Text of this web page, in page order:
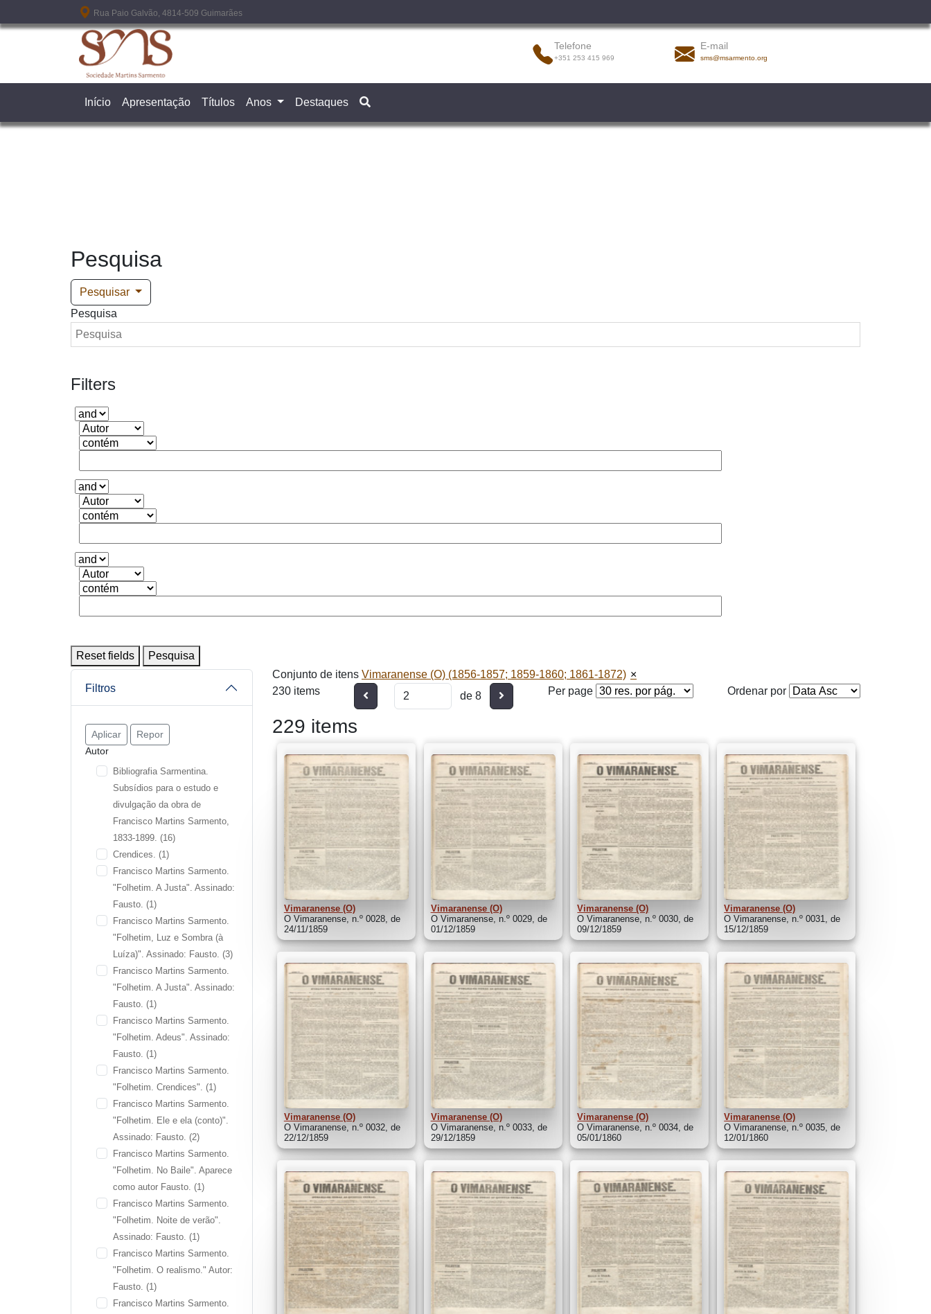
Passar para o conteúdo principalRua Paio Galvão, 4814-509 Guimarães
Telefone
+351 253 415 969
E-mail
sms@msarmento.org
Início Apresentação Títulos Anos Destaques
Pesquisa
Pesquisar
Pesquisa
Filters
Reset fields Pesquisa
Filtros
Aplicar
Repor
Autor
Bibliografia Sarmentina.
Subsídios para o estudo e
divulgação da obra de
Francisco Martins Sarmento,
1833-1899. (16)
Crendices. (1)
Francisco Martins Sarmento.
"Folhetim. A Justa". Assinado:
Fausto. (1)
Francisco Martins Sarmento.
"Folhetim, Luz e Sombra (à
Luíza)". Assinado: Fausto. (3)
Francisco Martins Sarmento.
"Folhetim. A Justa". Assinado:
Fausto. (1)
Francisco Martins Sarmento.
"Folhetim. Adeus". Assinado:
Fausto. (1)
Francisco Martins Sarmento.
"Folhetim. Crendices". (1)
Francisco Martins Sarmento.
"Folhetim. Ele e ela (conto)".
Assinado: Fausto. (2)
Francisco Martins Sarmento.
"Folhetim. No Baile". Aparece
como autor Fausto. (1)
Francisco Martins Sarmento.
"Folhetim. Noite de verão".
Assinado: Fausto. (1)
Francisco Martins Sarmento.
"Folhetim. O realismo." Autor:
Fausto. (1)
Francisco Martins Sarmento.
Conjunto de itens Vimaranense (O) (1856-1857; 1859-1860; 1861-1872)
230 items
Anterior de 8 Per page Ordenar por
229 items
Vimaranense (O)
O Vimaranense, n.º 0028, de
24/11/1859
Vimaranense (O)
O Vimaranense, n.º 0029, de
01/12/1859
Vimaranense (O)
O Vimaranense, n.º 0030, de
09/12/1859
Vimaranense (O)
O Vimaranense, n.º 0031, de
15/12/1859
Vimaranense (O)
O Vimaranense, n.º 0032, de
22/12/1859
Vimaranense (O)
O Vimaranense, n.º 0033, de
29/12/1859
Vimaranense (O)
O Vimaranense, n.º 0034, de
05/01/1860
Vimaranense (O)
O Vimaranense, n.º 0035, de
12/01/1860